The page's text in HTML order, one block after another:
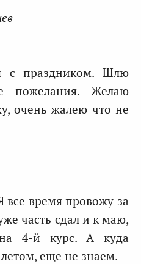
с праздником. Шлю
пожелания. Желаю
очень жалею что не
все время провожу за
часть сдал и к маю,
4-й курс. А куда
еще не знаем.